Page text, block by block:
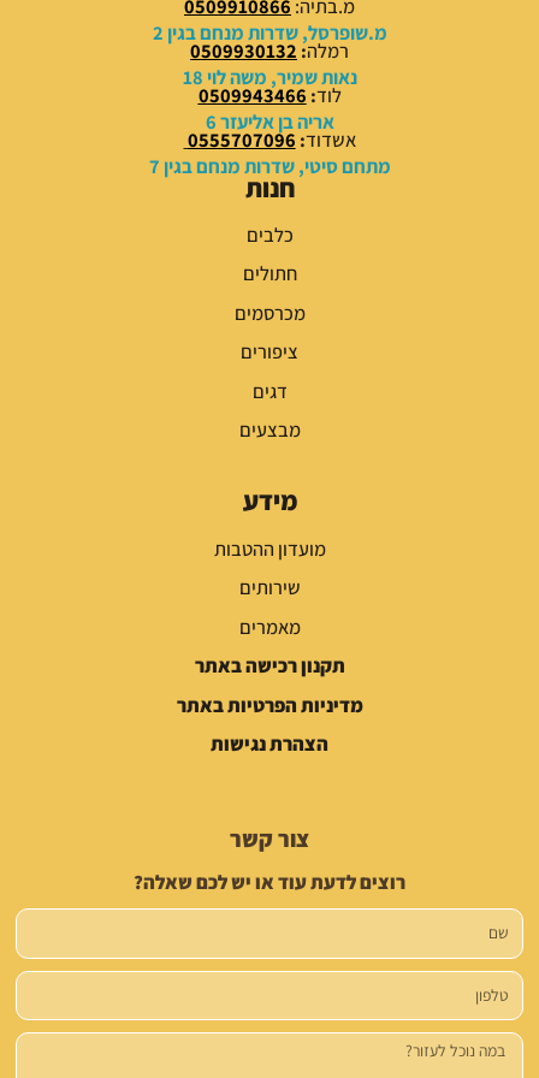
0
₪
.
0
₪
.
מ.בתיה: 0509910866
מ.שופרסל, שדרות מנחם בגין 2
רמלה:
0509930132
נאות שמיר, משה לוי 18
לוד:
0509943466
אריה בן אליעזר 6
אשדוד:
0555707096
מתחם סיטי, שדרות מנחם בגין 7
חנות
כלבים
חתולים
מכרסמים
ציפורים
דגים
מבצעים
מידע
מועדון ההטבות
שירותים
מאמרים
תקנון רכישה באתר
מדיניות הפרטיות באתר
הצהרת נגישות
צור קשר
רוצים לדעת עוד או יש לכם שאלה?
שם
טלפון
הודעה